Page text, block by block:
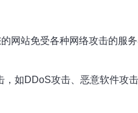
站免受各种网络攻击的服
如DDoS攻击、恶意软件攻击